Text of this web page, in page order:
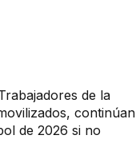
de la
continúan
de 2026 si no